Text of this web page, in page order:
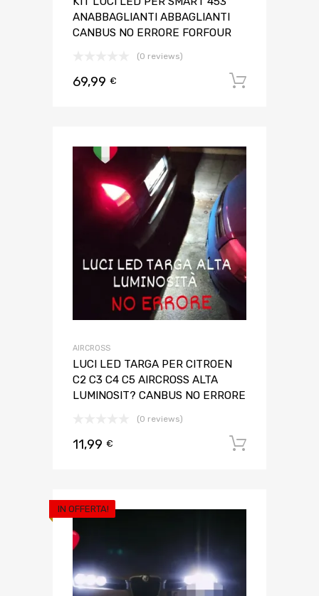
ANABBAGLIANTI ABBAGLIANTI
CANBUS NO ERRORE FORFOUR
(0 reviews)
69,99 €
AIRCROSS
LUCI LED TARGA PER CITROEN
C2 C3 C4 C5 AIRCROSS ALTA
LUMINOSIT? CANBUS NO ERRORE
(0 reviews)
11,99 €
IN OFFERTA!